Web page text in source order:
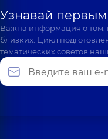
Узнавай первым
Важна информация о том,
близких. Цикл
тематических советов